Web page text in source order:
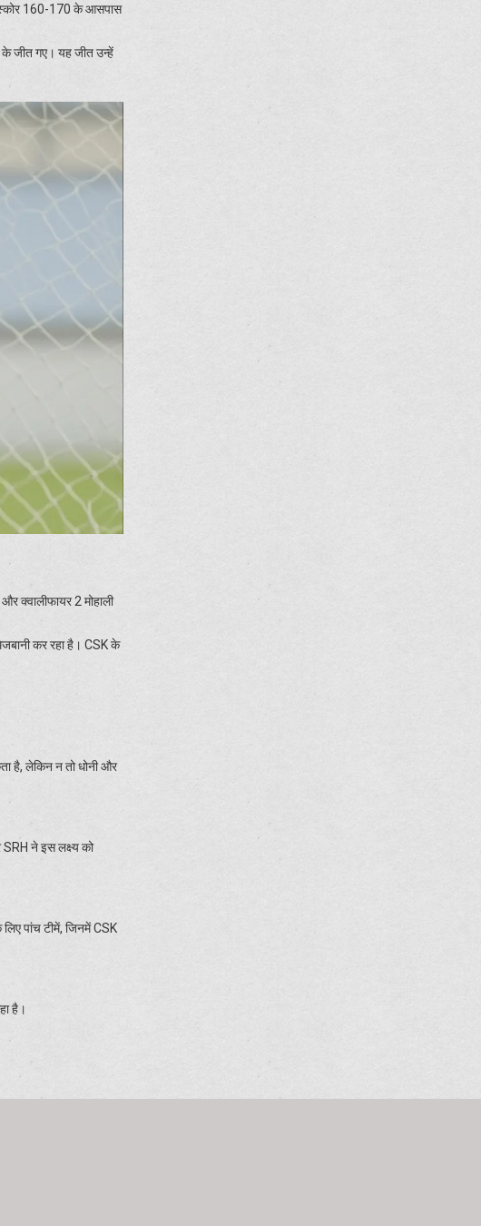
स्कोर 160-170 के आसपास
के जीत गए। यह जीत उन्हें
क्वालीफायर 2 मोहाली
कर रहा है। CSK के
है, लेकिन न तो धोनी और
ने इस लक्ष्य को
पांच टीमें, जिनमें CSK
है।